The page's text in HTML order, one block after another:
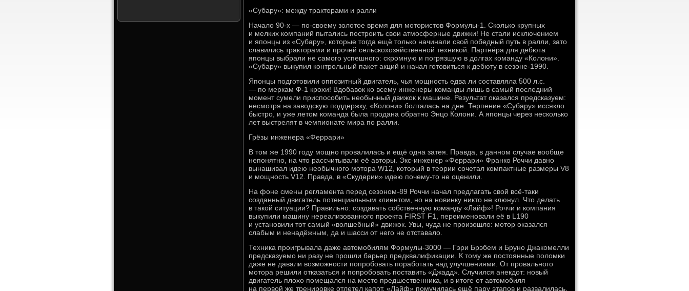
«Субару»: между тракторами и ралли
Начало 90-х — по-своему золотое время для мотористов Формулы-1. Сколько крупных
и мелких компаний пытались построить свои атмосферные движки! Не стали исключением
и японцы из «Субару», которые тогда ещё только начинали свой победный путь в ралли, зато
славились тракторами и прочей сельскохозяйственной техникой. Партнёра для дебюта
японцы выбрали не самого успешного: скромную и погрязшую в долгах команду «Колони».
«Субару» выкупил контрольный пакет акций и начал готовиться к дебюту в сезоне-1990.
Японцы подготовили оппозитный двигатель, чья мощность едва ли составляла 500 л.с.
— по меркам Ф-1 крохи! Вдобавок ко всему инженеры команды лишь в самый последний
момент сумели приспособить необычный движок к машине. Результат оказался предсказуем:
несмотря на заводскую поддержку, «Колони» болталась на дне. Терпение «Субару» иссякло
быстро, и уже летом команда была продана обратно Энцо Колони. А японцы через несколько
лет выстрелят в чемпионате мира по ралли.
Грёзы инженера «Феррари»
В том же 1990 году мощно провалилась и ещё одна затея. Правда, в данном случае вообще
непонятно, на что рассчитывали её авторы. Экс-инженер «Феррари» Франко Роччи давно
вынашивал идею необычного мотора W12, который в теории сочетал компактные размеры V8
и мощность V12. Правда, в «Скудерии» идею почему-то не оценили.
На фоне смены регламента перед сезоном-89 Роччи начал предлагать свой всё-таки
созданный двигатель потенциальным клиентом, но на новинку никто не клюнул. Что делать
в такой ситуации? Правильно: создавать собственную команду «Лайф»! Роччи и компания
выкупили машину нереализованного проекта FIRST F1, переименовали её в L190
и установили тот самый «волшебный» движок. Увы, чуда не произошло: мотор оказался
слабым и ненадёжным, да и шасси от него не отставало.
Техника проигрывала даже автомобилям Формулы-3000 — Гэри Брэбем и Бруно Джакомелли
предсказуемо ни разу не прошли барьер предквалификации. К тому же постоянные поломки
даже не давали возможности попробовать поработать над улучшениями. От провального
мотора решили отказаться и попробовать поставить «Джадд». Случился анекдот: новый
двигатель плохо помещался на место предшественника, и в итоге от автомобиля
на первой же тренировке отлетел капот. «Лайф» помучилась ещё пару этапов и развалилась.